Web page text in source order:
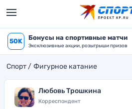
50K Бонусы на спортивные матчи
Эксклюзивные акции, розыгрыши призов
Спорт Фигурное катание
Любовь Трошкина
Корреспондент